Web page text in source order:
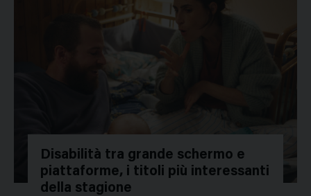
Disabilità tra grande schermo e
piattaforme, i titoli più interessanti
della stagione